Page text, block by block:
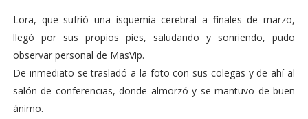
Lora, que sufrió una isquemia cerebral a finales de marzo,
llegó por sus propios pies, saludando y sonriendo, pudo
observar personal de MasVip.
De inmediato se trasladó a la foto con sus colegas y de ahí al
salón de conferencias, donde almorzó y se mantuvo de buen
ánimo.